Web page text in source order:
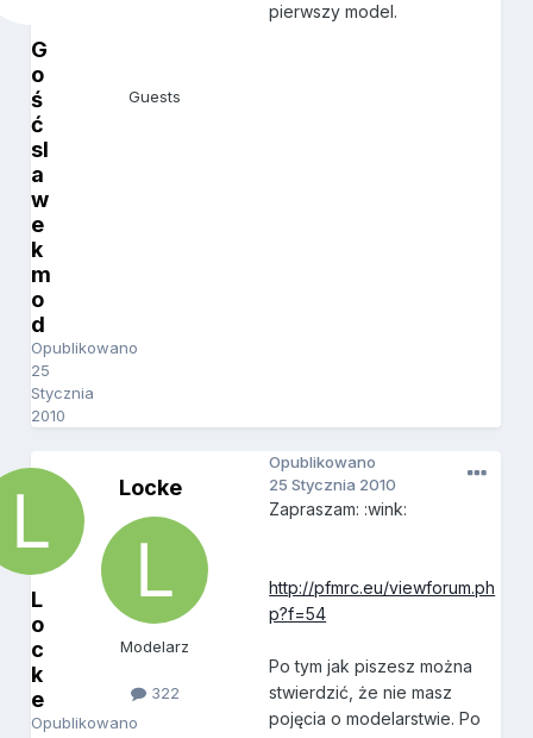
G
o
ś
ć
sl
a
w
e
k
m
o
d
Opublikowano
25
Stycznia
2010
Guests
pierwszy model.
L
o
c
k
e
Opublikowano
Locke
Modelarz
322
Opublikowano
25 Stycznia 2010
Zapraszam: :wink:
http://pfmrc.eu/viewforum.ph
p?f=54
Po tym jak piszesz można
stwierdzić, że nie masz
pojęcia o modelarstwie. Po